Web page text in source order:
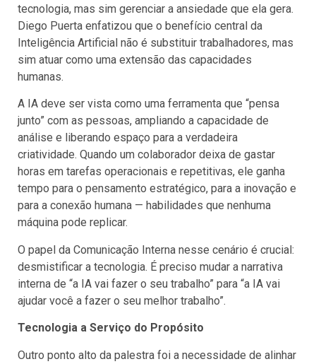
tecnologia, mas sim gerenciar a ansiedade que ela gera.
Diego Puerta enfatizou que o benefício central da
Inteligência Artificial não é substituir trabalhadores, mas
sim atuar como uma extensão das capacidades
humanas.
A IA deve ser vista como uma ferramenta que “pensa
junto” com as pessoas, ampliando a capacidade de
análise e liberando espaço para a verdadeira
criatividade. Quando um colaborador deixa de gastar
horas em tarefas operacionais e repetitivas, ele ganha
tempo para o pensamento estratégico, para a inovação e
para a conexão humana — habilidades que nenhuma
máquina pode replicar.
O papel da Comunicação Interna nesse cenário é crucial:
desmistificar a tecnologia. É preciso mudar a narrativa
interna de “a IA vai fazer o seu trabalho” para “a IA vai
ajudar você a fazer o seu melhor trabalho”.
Tecnologia a Serviço do Propósito
Outro ponto alto da palestra foi a necessidade de alinhar